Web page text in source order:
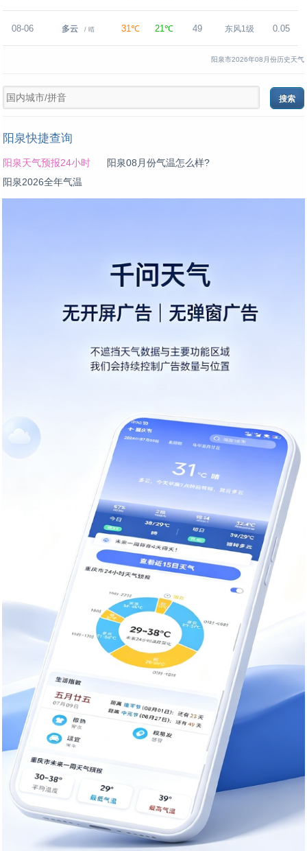
08-06 多云 / 晴 31℃ 21℃ 49 东风1级 0.05
阳泉市2026年08月份历史天气
阳泉快捷查询
阳泉天气预报24小时
阳泉08月份气温怎么样?
阳泉2026全年气温